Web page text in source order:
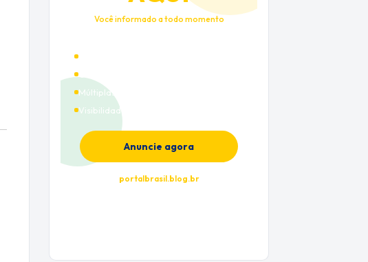
Você informado a todo momento
Múltiplas categorias
Visibilidade premium
Anuncie agora
portalbrasil.blog.br